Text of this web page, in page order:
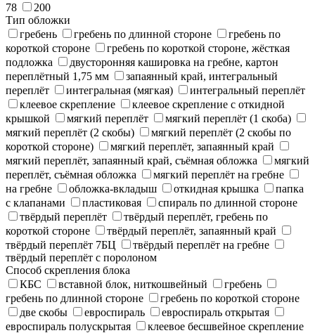
78
200
Тип обложки
гребень
гребень по длинной стороне
гребень по
короткой стороне
гребень по короткой стороне, жёсткая
подложка
двусторонняя кашировка на гребне, картон
переплётный 1,75 мм
запаянный край, интегральный
переплёт
интегральная (мягкая)
интегральный переплёт
клеевое скрепление
клеевое скрепление с откидной
крышкой
мягкий переплёт
мягкий переплёт (1 скоба)
мягкий переплёт (2 скобы)
мягкий переплёт (2 скобы по
короткой стороне)
мягкий переплёт, запаянный край
мягкий переплёт, запаянный край, съёмная обложка
мягкий
переплёт, съёмная обложка
мягкий переплёт на гребне
на гребне
обложка-вкладыш откидная крышка
папка
с клапанами
пластиковая
спираль по длинной стороне
твёрдый переплёт
твёрдый переплёт, гребень по
короткой стороне
твёрдый переплёт, запаянный край
твёрдый переплёт 7БЦ
твёрдый переплёт на гребне
твёрдый переплёт с поролоном
Способ скрепления блока
КБС
вставной блок, ниткошвейный
гребень
гребень по длинной стороне
гребень по короткой стороне
две скобы
евроспираль
евроспираль открытая
евроспираль полускрытая
клеевое бесшвейное скрепление